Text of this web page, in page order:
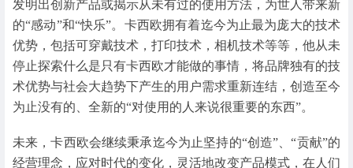
发明出创新产品或揭示从未有过的使用方法，为世人带来新
的“感动”和“快乐”。卡西欧拥有着迄今为止最为庞大的技术
优势，包括可穿戴技术，打印技术，相机技术等等，他从未
停止探索什么是只有卡西欧才能做的事情，将品牌独有的技
术优势与社会大趋势下产生的用户需求重新连结，创造至今
为止没有的、全新的“对使用的人来说很重要的东西”。
未来，卡西欧会继续秉承迄今为止坚持的“创造”、“贡献”的
经营理念，应对时代的变化，灵活地改变产品模式，在人们